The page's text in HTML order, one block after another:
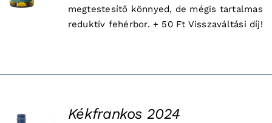
megtestesítő könnyed, de mégis tartalmas
reduktív fehérbor. + 50 Ft Visszaváltási díj!
Kékfrankos 2024